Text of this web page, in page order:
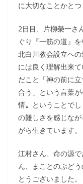
に大切なことかとつ
2日目、片柳榮一さ
ぐり『一筋の道』
北白川教会設立へ
には良く理解出来
だこと「神の前に
合う」という言葉
情〟ということで
の難しさを感じな
がら生きています。
江村さん、命の源
ん、まことのぶど
とうございました。